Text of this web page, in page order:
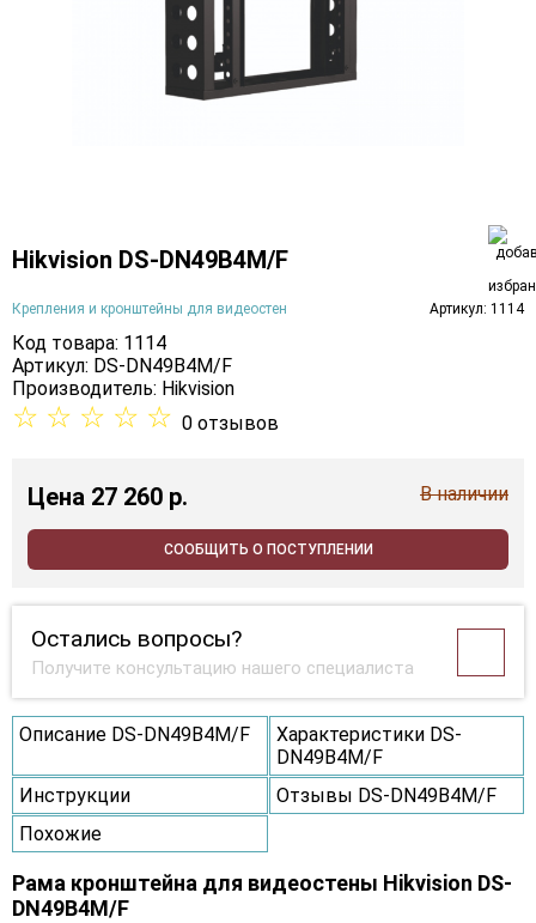
Hikvision DS-DN49B4M/F
Крепления и кронштейны для видеостен Артикул: 1114
Код товара: 1114
Артикул: DS-DN49B4M/F
Производитель: Hikvision
☆ ☆ ☆ ☆ ☆ 0 отзывов
Цена 27 260 p. В наличии
СООБЩИТЬ О ПОСТУПЛЕНИИ
Остались вопросы?
Получите консультацию нашего специалиста
Описание DS-DN49B4M/F
Характеристики DS-
DN49B4M/F
Инструкции
Отзывы DS-DN49B4M/F
Похожие
Рама кронштейна для видеостены Hikvision DS-
DN49B4M/F